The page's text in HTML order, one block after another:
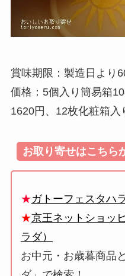
賞味期限：製造日より
価格：5個入り簡易箱
1620円、12枚化粧箱入
お取り寄せはこちら
★ガトーフェスタハ
★京王ネットショッ
ラダ）
お中元・お歳暮商品